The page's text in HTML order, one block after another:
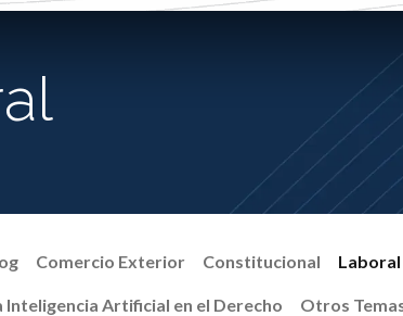
Comercio Exterior Constitucional Laboral
Inteligencia Artificial en el Derecho Otros